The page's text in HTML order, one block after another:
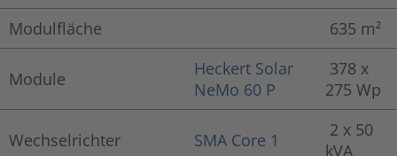
Modulfläche
635 m²
Module
Heckert Solar
NeMo 60 P
378 x
275 Wp
Wechselrichter SMA Core 1
2 x 50
kVA